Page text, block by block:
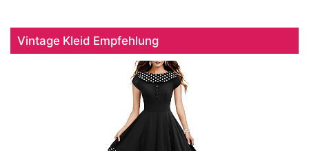
Vintage Kleid Empfehlung